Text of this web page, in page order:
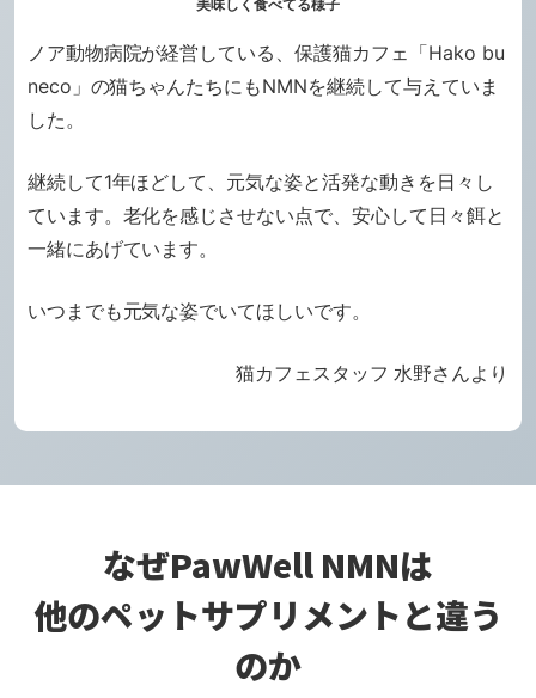
美味しく食べてる様子
ノア動物病院が経営している、保護猫カフェ「Hako bu
neco」の猫ちゃんたちにもNMNを継続して与えていま
した。
継続して1年ほどして、元気な姿と活発な動きを日々し
ています。 老化を感じさせない点で、安心して日々餌と
一緒にあげています。
いつまでも元気な姿でいてほしいです。
猫カフェスタッフ 水野さんより
なぜPawWell NMNは
他のペットサプリメントと違う
のか